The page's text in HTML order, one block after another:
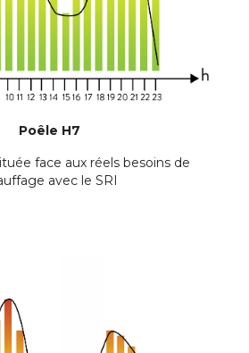
Poêle H7
face aux réels besoins de
avec le SRI